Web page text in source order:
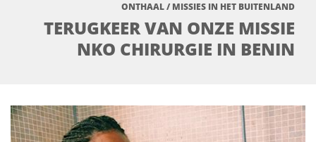
ONTHAAL/ MISSIES IN HET BUITENLAND
TERUGKEER VAN ONZE MISSIE
NKO CHIRURGIE IN BENIN